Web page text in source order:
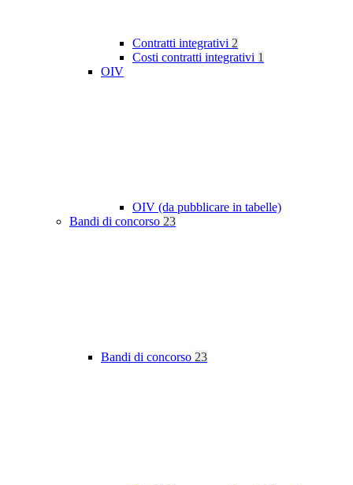
Contratti integrativi 2
Costi contratti integrativi 1
OIV
OIV (da pubblicare in tabelle)
Bandi di concorso 23
Bandi di concorso 23